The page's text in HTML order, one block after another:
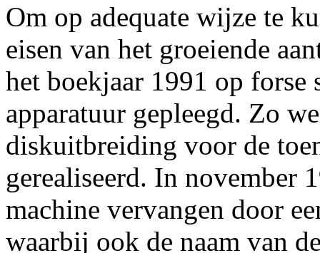
Om op adequate wijze te
eisen van het groeiende
het boekjaar 1991 op forse
apparatuur gepleegd. Zo
diskuitbreiding voor de
gerealiseerd. In november
machine vervangen door
waarbij ook de naam van